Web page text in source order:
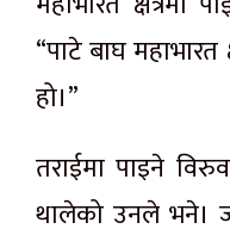
“पाटे बाघ
हो।”
तराईमा पाइने
थालेको उनले भने।